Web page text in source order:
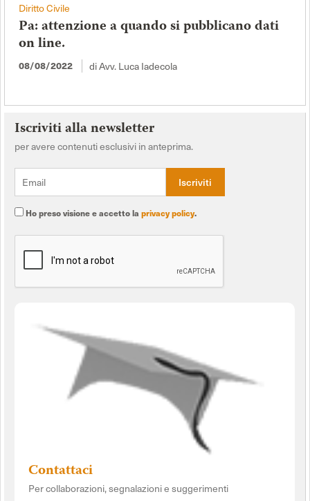
Diritto Civile
Pa: attenzione a quando si pubblicano dati
on line.
08/08/2022 di Avv. Luca Iadecola
Iscriviti alla newsletter
per avere contenuti esclusivi in anteprima.
Ho preso visione e accetto la privacy policy.
Contattaci
Per collaborazioni, segnalazioni e suggerimenti